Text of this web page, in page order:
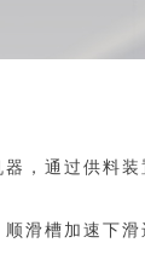
，通过供料
滑槽加速下滑